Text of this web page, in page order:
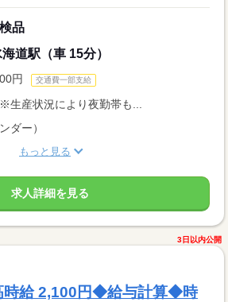
品
道駅（車 15分）
円 交通費一部支給
産状況により夜勤帯も...
ダー）
もっと見る
求人詳細を見る
3日以内公開
時給 2,100円◆給与計算◆時